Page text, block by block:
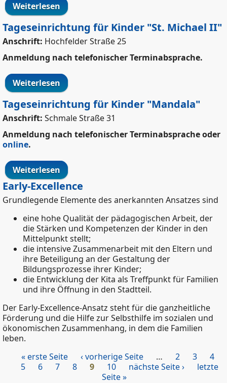
Weiterlesen über Tageseinrichtung für Kinder "St.
Michael I"
Tageseinrichtung für Kinder "St. Michael II"
Anschrift: Hochfelder Straße 25
Anmeldung nach telefonischer Terminabsprache.
Weiterlesen über Tageseinrichtung für Kinder "St.
Michael II"
Tageseinrichtung für Kinder "Mandala"
Anschrift: Schmale Straße 31
Anmeldung nach telefonischer Terminabsprache oder
online.
Weiterlesen über Tageseinrichtung für Kinder
"Mandala"
Early-Excellence
Grundlegende Elemente des anerkannten Ansatzes sind
eine hohe Qualität der pädagogischen Arbeit, der
die Stärken und Kompetenzen der Kinder in den
Mittelpunkt stellt;
die intensive Zusammenarbeit mit den Eltern und
ihre Beteiligung an der Gestaltung der
Bildungsprozesse ihrer Kinder;
die Entwicklung der Kita als Treffpunkt für Familien
und ihre Öffnung in den Stadtteil.
Der Early-Excellence-Ansatz steht für die ganzheitliche
Förderung und die Hilfe zur Selbsthilfe im sozialen und
ökonomischen Zusammenhang, in dem die Familien
leben.
Seiten
« erste Seite ‹ vorherige Seite … 2 3
4
5
6 7 8 9 10 nächste Seite ›
letzte
Seite »